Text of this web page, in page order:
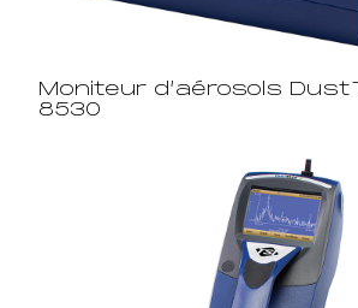
Moniteur d’aérosols
8530